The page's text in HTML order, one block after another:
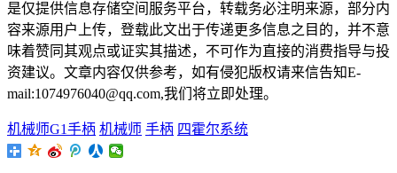
是仅提供信息存储空间服务平台，转载务必注明来源，部分内
容来源用户上传，登载此文出于传递更多信息之目的，并不意
味着赞同其观点或证实其描述，不可作为直接的消费指导与投
资建议。文章内容仅供参考，如有侵犯版权请来信告知E-
mail:1074976040@qq.com,我们将立即处理。
机械师G1手柄 机械师 手柄 四霍尔系统